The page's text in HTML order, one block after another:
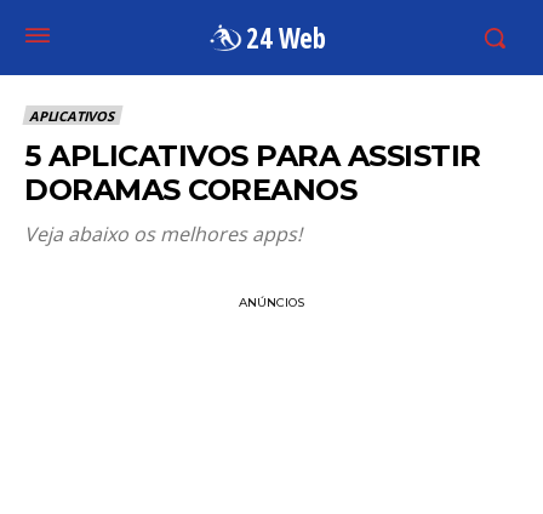
24 Web
APLICATIVOS
5 APLICATIVOS PARA ASSISTIR
DORAMAS COREANOS
Veja abaixo os melhores apps!
ANÚNCIOS